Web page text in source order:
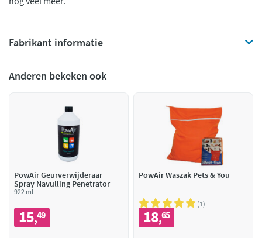
Fabrikant informatie
Anderen bekeken ook
PowAir Geurverwijderaar
Spray Navulling Penetrator
922 ml
15,49
PowAir Waszak Pets & You
1
18,65